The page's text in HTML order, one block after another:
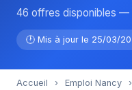
46 offres disponibles —
🕐 Mis à jour le 25/03/
Accueil › Emploi Nancy ›